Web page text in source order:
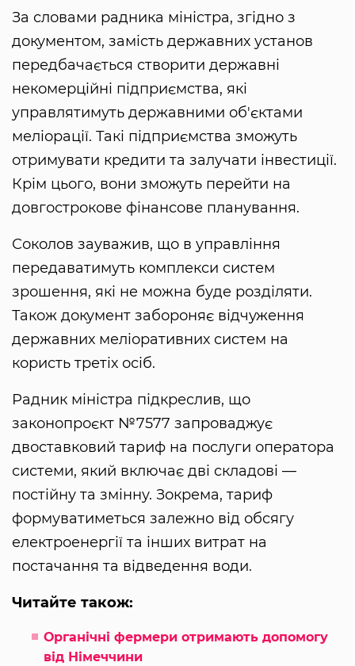
За словами радника міністра, згідно з
документом, замість державних установ
передбачається створити державні
некомерційні підприємства, які
управлятимуть державними об'єктами
меліорації. Такі підприємства зможуть
отримувати кредити та залучати інвестиції.
Крім цього, вони зможуть перейти на
довгострокове фінансове планування.
Соколов зауважив, що в управління
передаватимуть комплекси систем
зрошення, які не можна буде розділяти.
Також документ забороняє відчуження
державних меліоративних систем на
користь третіх осіб.
Радник міністра підкреслив, що
законопроєкт №7577 запроваджує
двоставковий тариф на послуги оператора
системи, який включає дві складові —
постійну та змінну. Зокрема, тариф
формуватиметься залежно від обсягу
електроенергії та інших витрат на
постачання та відведення води.
Читайте також:
Органічні фермери отримають допомогу
від Німеччини